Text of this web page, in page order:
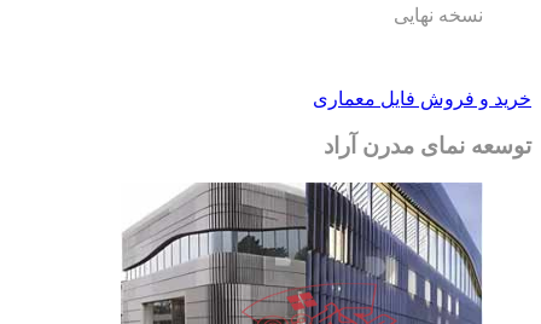
نسخه نهایی
خرید و فروش فایل معماری
توسعه نمای مدرن آراد